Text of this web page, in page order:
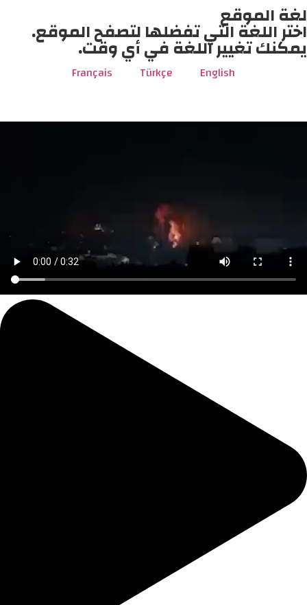
لغة الموقع
اختر اللغة التي تفضلها لتصفح الموقع.
يمكنك تغيير اللغة في أي وقت.
English
Türkçe
Français